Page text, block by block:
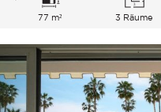
77 m² 3 Räume